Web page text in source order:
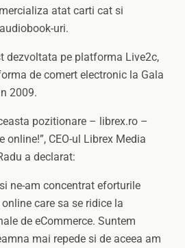
atat carti cat si
uri.
dezvoltata pe platforma Live2c,
de comert electronic la Gala
2009.
pozitionare – librex.ro –
online!”, CEO-ul Librex Media
a declarat:
ne-am concentrat eforturile
care sa se ridice la
de eCommerce. Suntem
mai repede si de aceea am